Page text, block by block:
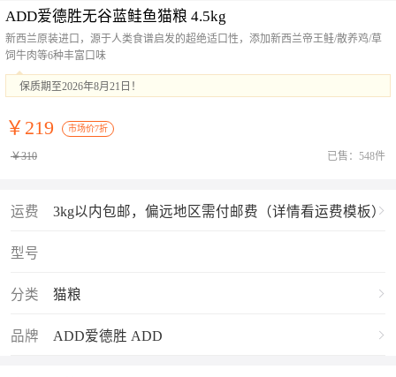
ADD爱德胜无谷蓝鲑鱼猫粮 4.5kg
新西兰原装进口，源于人类食谱启发的超绝适口性，添加新西兰帝王鲑/散养鸡/草
饲牛肉等6种丰富口味
保质期至2026年8月21日！
￥219 市场价7折
￥310 已售：548件
运费 3kg以内包邮，偏远地区需付邮费（详情看运费模板）
型号
分类 猫粮
品牌 ADD爱德胜 ADD